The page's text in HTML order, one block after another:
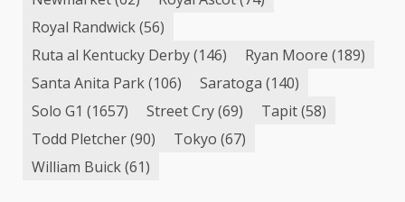
Royal Randwick(56)
Ruta al Kentucky Derby(146) Ryan Moore (189)
Santa Anita Park(106) Saratoga (140)
Solo G1 (1657) Street Cry(69) Tapit(58)
Todd Pletcher(90) Tokyo (67)
William Buick(61)